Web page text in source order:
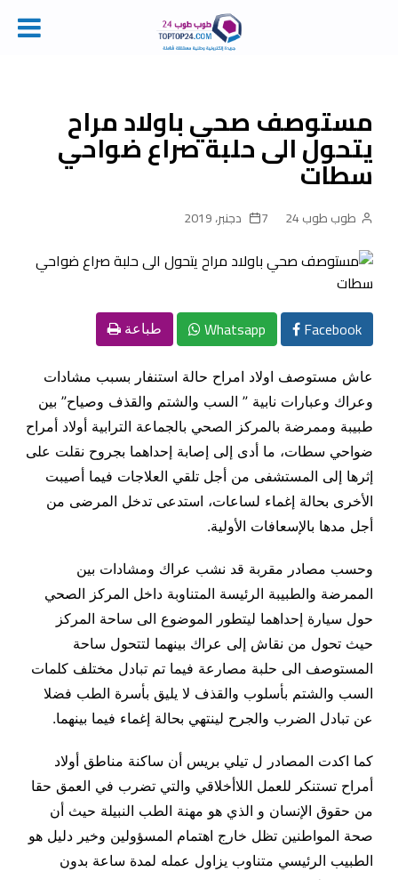
مستوصف صحي باولاد مراح
يتحول الى حلبة صراع ضواحي
سطات
طوب طوب 24 7 دجنبر، 2019
Facebook
Whatsapp طباعة
عاش مستوصف اولاد امراح حالة استنفار بسبب مشادات
وعراك وعبارات نابية ” السب والشتم والقذف وصياح” بين
طبيبة وممرضة بالمركز الصحي بالجماعة الترابية أولاد أمراح
ضواحي سطات، ما أدى إلى إصابة إحداهما بجروح نقلت على
إثرها إلى المستشفى من أجل تلقي العلاجات فيما أصيبت
الأخرى بحالة إغماء لساعات، استدعى تدخل المرضى من
أجل مدها بالإسعافات الأولية.
وحسب مصادر مقربة قد نشب عراك ومشادات بين
الممرضة والطبيبة الرئيسة المتناوبة داخل المركز الصحي
حول سيارة إحداهما ليتطور الموضوع الى ساحة المركز
حيث تحول من نقاش إلى عراك بينهما لتتحول ساحة
المستوصف الى حلبة مصارعة فيما تم تبادل مختلف كلمات
السب والشتم بأسلوب والقذف لا يليق بأسرة الطب فضلا
عن تبادل الضرب والجرح لينتهي بحالة إغماء فيما بينهما.
كما اكدت المصادر ل تيلي بريس أن ساكنة مناطق أولاد
أمراح تستنكر للعمل اللاأخلاقي والتي تضرب في العمق حقا
من حقوق الإنسان و الذي هو مهنة الطب النبيلة حيث أن
صحة المواطنين تظل خارج اهتمام المسؤولين وخير دليل هو
الطبيب الرئيسي متناوب يزاول عمله لمدة ساعة بدون